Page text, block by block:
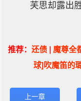
芙思却露出
推荐： 还债| 魔尊全
球]吹魔笛的
上一章